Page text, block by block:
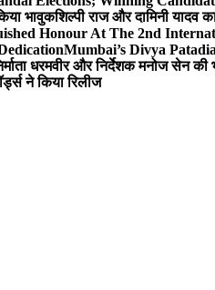
भावुकशिल्पी राज और दामिनी यादव
Honour At The 2nd
Mumbai’s Divya
धरमवीर और निर्देशक मनोज सेन
ने किया रिलीज